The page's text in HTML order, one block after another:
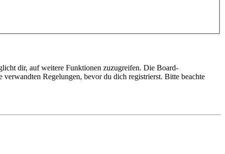
dir, auf weitere Funktionen zuzugreifen. Die Board-
Regelungen, bevor du dich registrierst. Bitte beachte